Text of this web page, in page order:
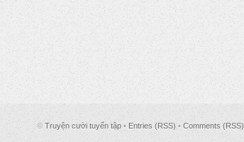
© Truyện cười tuyển tập • Entries (RSS) • Comments (RSS)